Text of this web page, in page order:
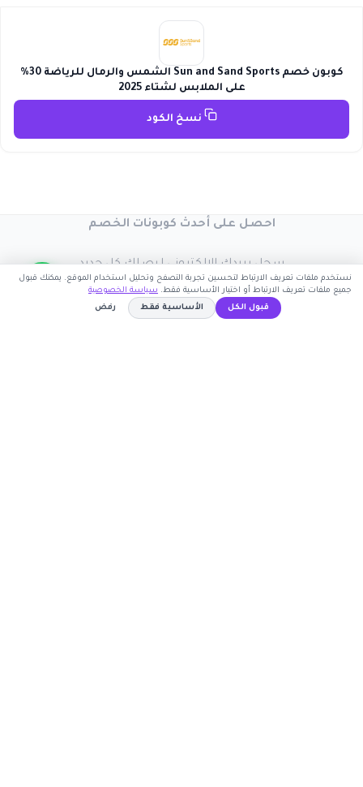
كوبون خصم Sun and Sand Sports الشمس والرمال للرياضة 30%
على الملابس لشتاء 2025
نسخ الكود
احصل على أحدث كوبونات الخصم
سجل بريدك الإلكتروني ليصلك كل جديد
نستخدم ملفات تعريف الارتباط لتحسين تجربة التصفح وتحليل استخدام الموقع. يمكنك قبول
جميع ملفات تعريف الارتباط أو اختيار الأساسية فقط. سياسة الخصوصية
قبول الكل
الأساسية فقط رفض